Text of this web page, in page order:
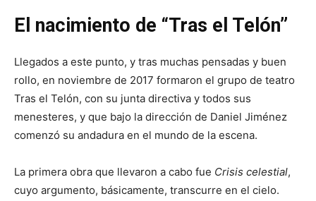
El nacimiento de “Tras el Telón”
Llegados a este punto, y tras muchas pensadas y buen
rollo, en noviembre de 2017 formaron el grupo de teatro
Tras el Telón, con su junta directiva y todos sus
menesteres, y que bajo la dirección de Daniel Jiménez
comenzó su andadura en el mundo de la escena.
La primera obra que llevaron a cabo fue Crisis celestial,
cuyo argumento, básicamente, transcurre en el cielo.